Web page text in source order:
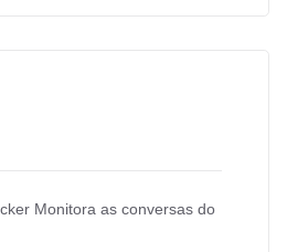
Monitora as conversas do